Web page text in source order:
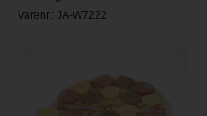
Varenr.:JA-W7222